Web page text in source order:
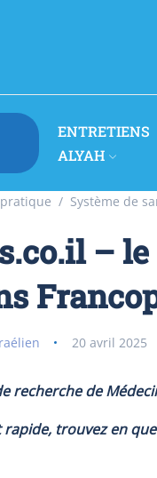
ENTRETIENS
ALYAH
Système de
–
20 avril 2025
recherche de
rapide, trouvez en